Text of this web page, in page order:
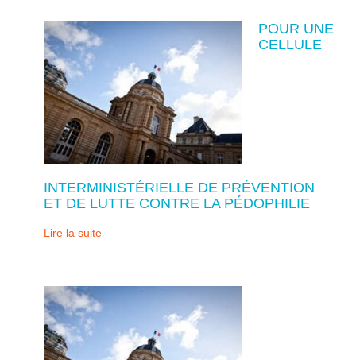
POUR UNE
CELLULE
INTERMINISTÉRIELLE DE PRÉVENTION
ET DE LUTTE CONTRE LA PÉDOPHILIE
Lire la suite